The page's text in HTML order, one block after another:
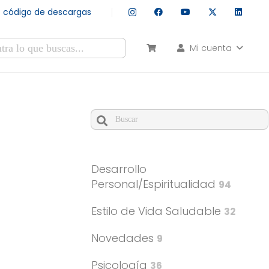
código de descargas
Mi cuenta
Desarrollo
Personal/Espiritualidad 94
Estilo de Vida Saludable 32
Novedades 9
Psicología 36